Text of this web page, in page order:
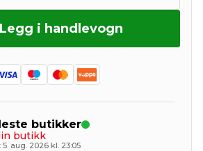
Legg i handlevogn
butikker
butikk
aug. 2026 kl. 23:05